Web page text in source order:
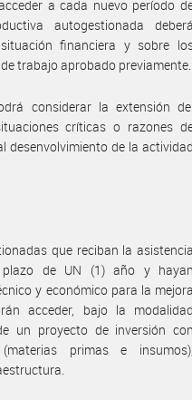
a cada nuevo período
autogestionada
financiera y sobre
trabajo aprobado previamente.
considerar la extensión
críticas o razones
desenvolvimiento de la
que reciban la
plazo de UN (1) año y
y económico para la
acceder, bajo la
un proyecto de inversión
primas e